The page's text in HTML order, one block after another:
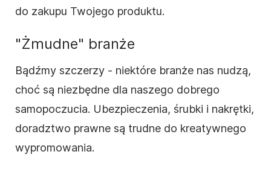
do zakupu Twojego produktu.
"Żmudne" branże
Bądźmy szczerzy - niektóre branże nas nudzą,
choć są niezbędne dla naszego dobrego
samopoczucia. Ubezpieczenia, śrubki i nakrętki,
doradztwo prawne są trudne do kreatywnego
wypromowania.